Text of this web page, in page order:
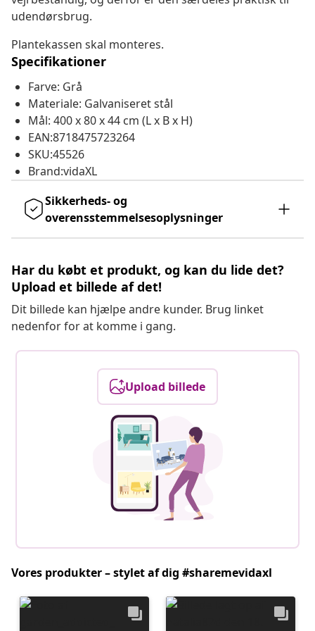
udendørsbrug.
Plantekassen skal monteres.
Specifikationer
Farve: Grå
Materiale: Galvaniseret stål
Mål: 400 x 80 x 44 cm (L x B x H)
EAN:8718475723264
SKU:45526
Brand:vidaXL
Sikkerheds- og
overensstemmelsesoplysninger
Har du købt et produkt, og kan du lide det?
Upload et billede af det!
Dit billede kan hjælpe andre kunder. Brug linket
nedenfor for at komme i gang.
Upload billede
Vores produkter – stylet af dig #sharemevidaxl